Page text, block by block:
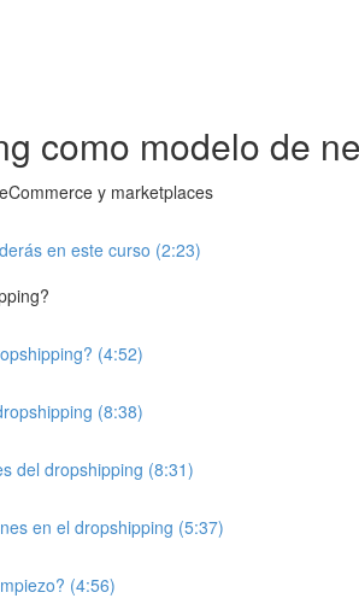
como modelo de
y marketplaces
en este curso (2:23)
(4:52)
(8:38)
del dropshipping (8:31)
en el dropshipping (5:37)
(4:56)